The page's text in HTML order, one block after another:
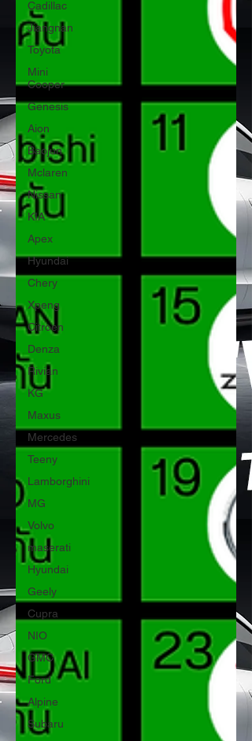
Cadillac
Jiangnan
Toyota
Mini
Cooper
Genesis
Aion
Baojun
Mclaren
Nissan
KIA
Apex
Hyundai
Chery
Xpeng
Citroen
Denza
Rivian
KG
Maxus
Mercedes
Teeny
Lamborghini
MG
Volvo
maserati
Hyundai
Geely
Cupra
NIO
GMC
Ford
Alpine
Subaru